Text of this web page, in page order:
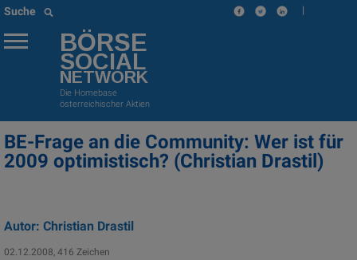
Suche |
BÖRSE
SOCIAL
NETWORK
Die Homebase
österreichischer Aktien
BE-Frage an die Community: Wer ist für
2009 optimistisch? (Christian Drastil)
Autor: Christian Drastil
02.12.2008, 416 Zeichen